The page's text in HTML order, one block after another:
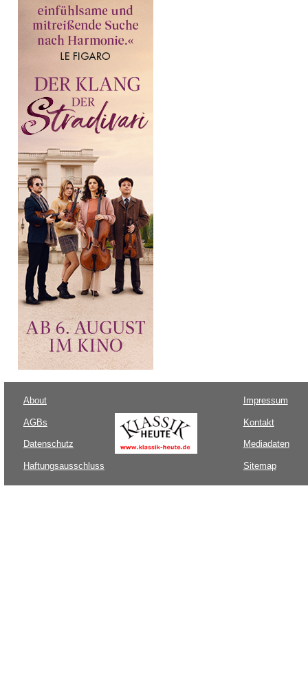
About
AGBs
Datenschutz
Haftungsausschluss
Impressum
Kontakt
Mediadaten
Sitemap